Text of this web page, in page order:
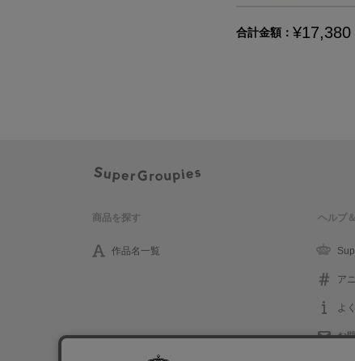
合計金額： ¥17,380
商品を探す
作品名一覧
ヘルプ
ア
よ
お